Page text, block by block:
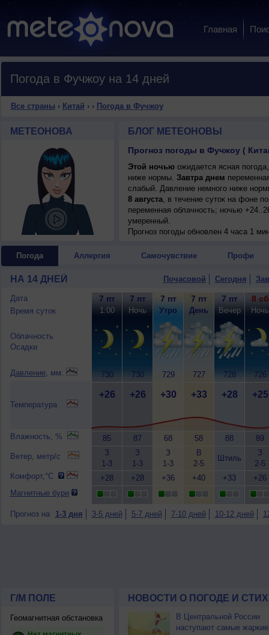
Главная
Погода в Фучжоу на 14 дней
Все страны › Китай › › Погода в Фучжоу
МЕТЕОНОВА БЛОГ МЕТЕОНОВЫ
Прогноз погоды в Фучжоу (
Этой ночьюожидается ясная
ниже нормы. Завтра днем
слабый. Давление немного ниже
8 августа, в течение суток на фоне
переменная облачность; ночью
умеренный.
Прогноз погоды обновлен 4 часа 1
Погода Аллергия Самочувствие Профи
НА 14 ДНЕЙ Почасовой Сегодня
Дата
Время суток
Облачность
Осадки
Давление, мм.
Температура
Влажность, %
Ветер, метр/с
Комфорт,°C
Магнитные бури
7 пт
1:00
730
+26
85
З
1-3
+28
7 пт
Ночь
730
+26
87
З
1-3
+28
7 пт
Утро
729
+30
68
З
1-3
+36
7 пт
День
727
+33
58
В
2-5
+40
7 пт
Вечер
728
+28
88
Штиль
+33
8 сб
Ночь
726
+25
89
З
2-5
+26
Прогноз на 1-3 дня 3-5 дней 5-7 дней 7-10 дней 10-12 дней
Г/М ПОЛЕ
Геомагнитная обстановка
НОВОСТИ О ПОГОДЕ И
В Центральной России
наступают самые жаркие